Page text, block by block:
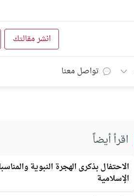
انشر مقالتك
تواصل معنا
اقرأ أيضاً
الاحتفال بذكرى الهجرة النبوية
الإسلامية